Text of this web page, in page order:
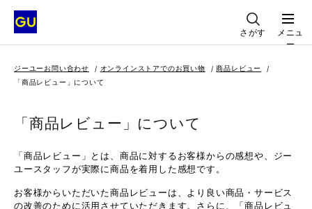
さがす
メニュ
ー
ジーユーお問い合わせ オンラインストアでのお買い物
商品レビュー
「商品レビュー」について
「商品レビュー」について
「商品レビュー」とは、商品に対するお客様からの感想や、ジー
ユースタッフが実際に商品を着用した感想です。
お客様からいただいた商品レビューは、より良い商品・サービス
の改善のために活用させていただきます。さらに、「商品レビュ